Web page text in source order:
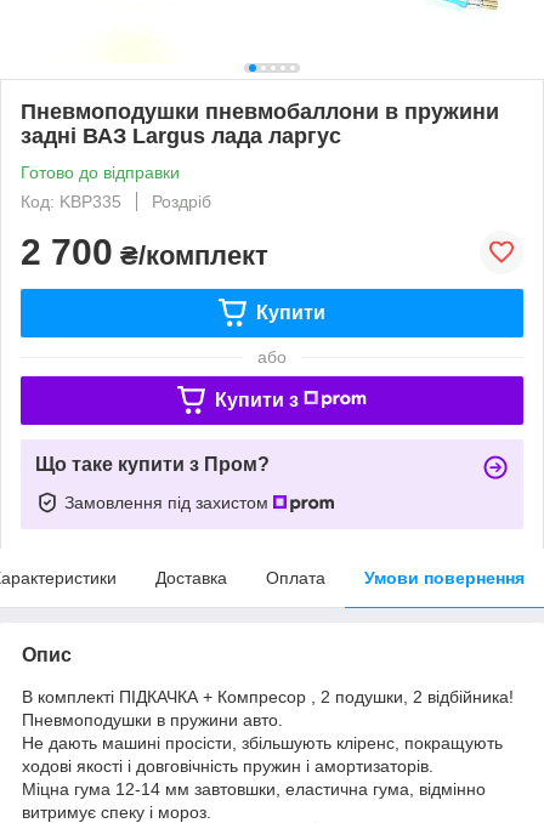
Пневмоподушки пневмобаллони в пружини
задні ВАЗ Largus лада ларгус
Готово до відправки
Код: KBP335
Роздріб
2 700 ₴/комплект
Купити
або
Купити з
Що таке купити з Пром?
Замовлення під захистом
Доставка Оплата Умови повернення
Опис
В комплекті ПІДКАЧКА + Компресор , 2 подушки, 2 відбійника!
Пневмоподушки в пружини авто.
Не дають машині просісти, збільшують кліренс, покращують
ходові якості і довговічність пружин і амортизаторів.
Міцна гума 12-14 мм завтовшки, еластична гума, відмінно
витримує спеку і мороз.